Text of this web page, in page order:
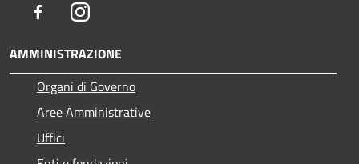
FacebookInstagram
AMMINISTRAZIONE
Organi di Governo
Aree Amministrative
Uffici